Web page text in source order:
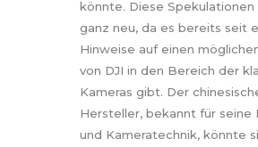
könnte. Diese Spekulationen
ganz neu, da es bereits seit
Hinweise auf einen
von DJI in den Bereich der
Kameras gibt. Der
Hersteller, bekannt für seine
und Kameratechnik, könnte